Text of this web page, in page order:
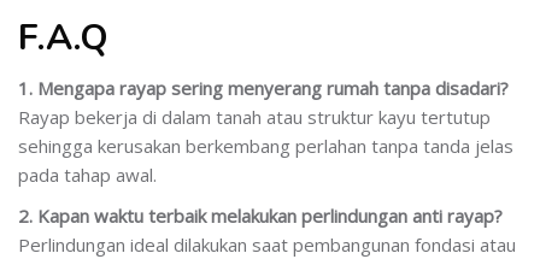
F.A.Q
1. Mengapa rayap sering menyerang rumah tanpa disadari?
Rayap bekerja di dalam tanah atau struktur kayu tertutup
sehingga kerusakan berkembang perlahan tanpa tanda jelas
pada tahap awal.
2. Kapan waktu terbaik melakukan perlindungan anti rayap?
Perlindungan ideal dilakukan saat pembangunan fondasi atau